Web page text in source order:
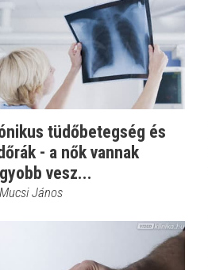
tüdőbetegség és
- a nők vannak
vesz...
János